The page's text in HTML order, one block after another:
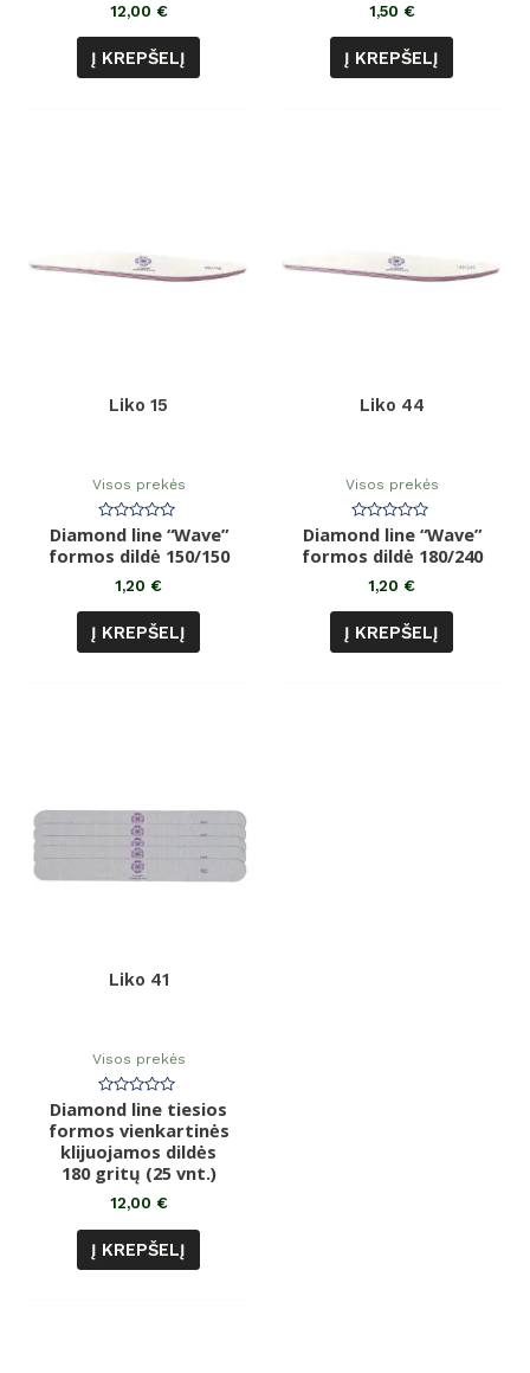
12,00 €
Į KREPŠELĮ
1,50 €
Į KREPŠELĮ
Liko 15
Visos prekės
Įvertinimas:
0
iš
Diamond line “Wave”
formos dildė 150/150
1,20 €
Į KREPŠELĮ
Liko 44
Visos prekės
Įvertinimas:
0
iš
Diamond line “Wave”
formos dildė 180/240
1,20 €
Į KREPŠELĮ
Liko 41
Visos prekės
Įvertinimas:
0
iš
5
Diamond line tiesios
formos vienkartinės
klijuojamos dildės
180 gritų (25 vnt.)
12,00 €
Į KREPŠELĮ